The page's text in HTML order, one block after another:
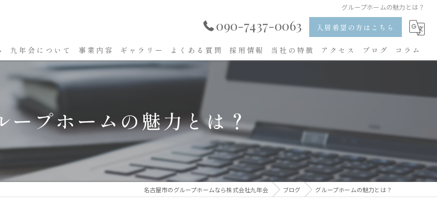
グループホームの魅力とは？
090-7437-0063 入居希望の方はこちら
九年会について 事業内容 ギャラリー よくある質問 採用情報 当社の特徴
レクリエーション
求人
内職
看護
アクセス ブログ コラム
ープホームの魅力とは？
名古屋市のグループホームなら株式会社九年会 ブログ グループホームの魅力とは？